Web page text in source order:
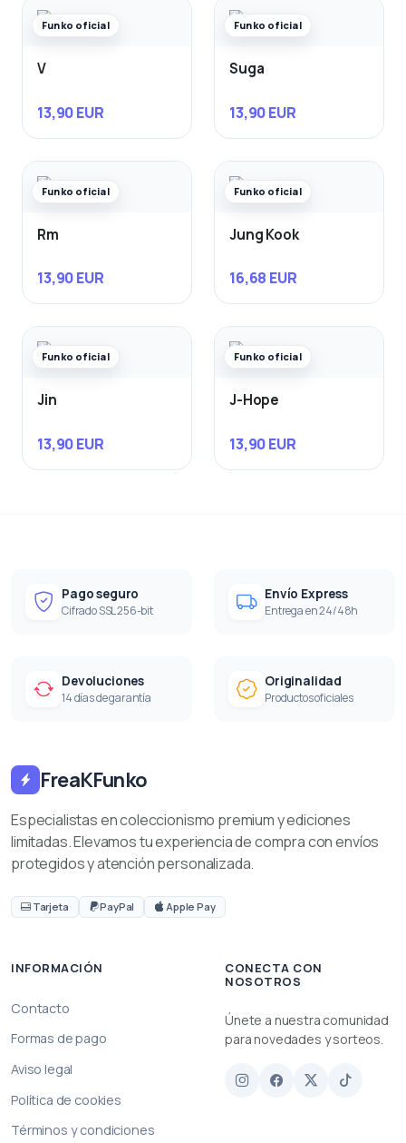
Funko oficial
V
13,90 EUR
Funko oficial
Suga
13,90 EUR
Funko oficial
Rm
13,90 EUR
Funko oficial
Jung Kook
16,68 EUR
Funko oficial
Jin
13,90 EUR
Funko oficial
J-Hope
13,90 EUR
Pago seguro
Cifrado SSL 256-bit
Envío Express
Entrega en 24/48h
Devoluciones
14 días de garantía
Originalidad
Productos oficiales
FreaKFunko
Especialistas en coleccionismo premium y ediciones
limitadas. Elevamos tu experiencia de compra con envíos
protegidos y atención personalizada.
Tarjeta PayPal Apple Pay
INFORMACIÓN
Contacto
Formas de pago
Aviso legal
Política de cookies
Términos y condiciones
CONECTA CON
NOSOTROS
Únete a nuestra comunidad
para novedades y sorteos.